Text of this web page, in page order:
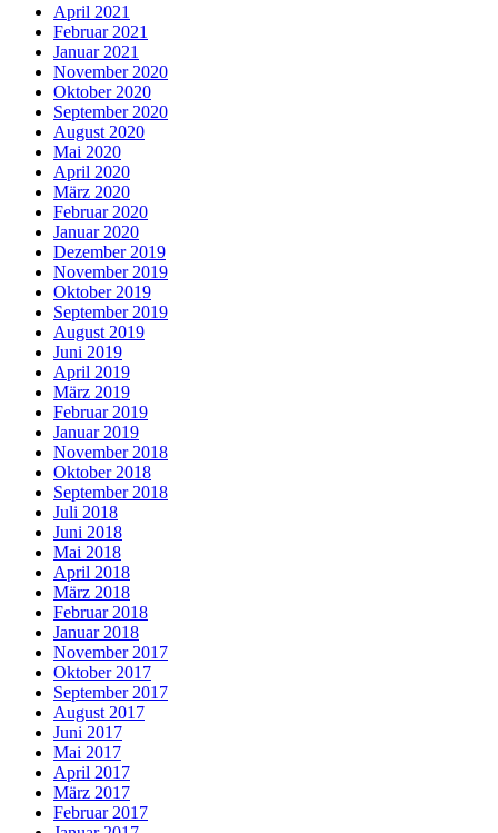
April 2021
Februar 2021
Januar 2021
November 2020
Oktober 2020
September 2020
August 2020
Mai 2020
April 2020
März 2020
Februar 2020
Januar 2020
Dezember 2019
November 2019
Oktober 2019
September 2019
August 2019
Juni 2019
April 2019
März 2019
Februar 2019
Januar 2019
November 2018
Oktober 2018
September 2018
Juli 2018
Juni 2018
Mai 2018
April 2018
März 2018
Februar 2018
Januar 2018
November 2017
Oktober 2017
September 2017
August 2017
Juni 2017
Mai 2017
April 2017
März 2017
Februar 2017